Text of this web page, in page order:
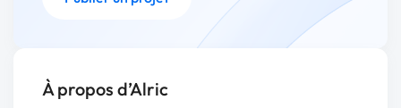
À propos d’Alric